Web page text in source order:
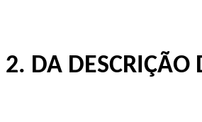
2. DA DESCRIÇÃO